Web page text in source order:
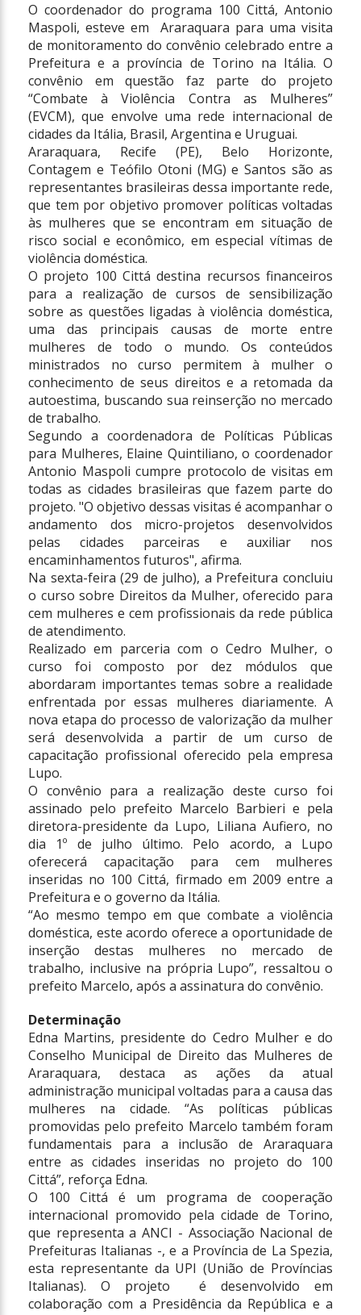
O coordenador do programa 100 Cittá, Antonio
Maspoli, esteve em Araraquara para uma visita
de monitoramento do convênio celebrado entre a
Prefeitura e a província de Torino na Itália. O
convênio em questão faz parte do projeto
“Combate à Violência Contra as Mulheres”
(EVCM), que envolve uma rede internacional de
cidades da Itália, Brasil, Argentina e Uruguai.
Araraquara, Recife (PE), Belo Horizonte,
Contagem e Teófilo Otoni (MG) e Santos são as
representantes brasileiras dessa importante rede,
que tem por objetivo promover políticas voltadas
às mulheres que se encontram em situação de
risco social e econômico, em especial vítimas de
violência doméstica.
O projeto 100 Cittá destina recursos financeiros
para a realização de cursos de sensibilização
sobre as questões ligadas à violência doméstica,
uma das principais causas de morte entre
mulheres de todo o mundo. Os conteúdos
ministrados no curso permitem à mulher o
conhecimento de seus direitos e a retomada da
autoestima, buscando sua reinserção no mercado
de trabalho.
Segundo a coordenadora de Políticas Públicas
para Mulheres, Elaine Quintiliano, o coordenador
Antonio Maspoli cumpre protocolo de visitas em
todas as cidades brasileiras que fazem parte do
projeto. "O objetivo dessas visitas é acompanhar o
andamento dos micro-projetos desenvolvidos
pelas cidades parceiras e auxiliar nos
encaminhamentos futuros", afirma.
Na sexta-feira (29 de julho), a Prefeitura concluiu
o curso sobre Direitos da Mulher, oferecido para
cem mulheres e cem profissionais da rede pública
de atendimento.
Realizado em parceria com o Cedro Mulher, o
curso foi composto por dez módulos que
abordaram importantes temas sobre a realidade
enfrentada por essas mulheres diariamente. A
nova etapa do processo de valorização da mulher
será desenvolvida a partir de um curso de
capacitação profissional oferecido pela empresa
Lupo.
O convênio para a realização deste curso foi
assinado pelo prefeito Marcelo Barbieri e pela
diretora-presidente da Lupo, Liliana Aufiero, no
dia 1º de julho último. Pelo acordo, a Lupo
oferecerá capacitação para cem mulheres
inseridas no 100 Cittá, firmado em 2009 entre a
Prefeitura e o governo da Itália.
“Ao mesmo tempo em que combate a violência
doméstica, este acordo oferece a oportunidade de
inserção destas mulheres no mercado de
trabalho, inclusive na própria Lupo”, ressaltou o
prefeito Marcelo, após a assinatura do convênio.
Determinação
Edna Martins, presidente do Cedro Mulher e do
Conselho Municipal de Direito das Mulheres de
Araraquara, destaca as ações da atual
administração municipal voltadas para a causa das
mulheres na cidade. “As políticas públicas
promovidas pelo prefeito Marcelo também foram
fundamentais para a inclusão de Araraquara
entre as cidades inseridas no projeto do 100
Cittá”, reforça Edna.
O 100 Cittá é um programa de cooperação
internacional promovido pela cidade de Torino,
que representa a ANCI - Associação Nacional de
Prefeituras Italianas -, e a Província de La Spezia,
esta representante da UPI (União de Províncias
Italianas). O projeto é desenvolvido em
colaboração com a Presidência da República e a